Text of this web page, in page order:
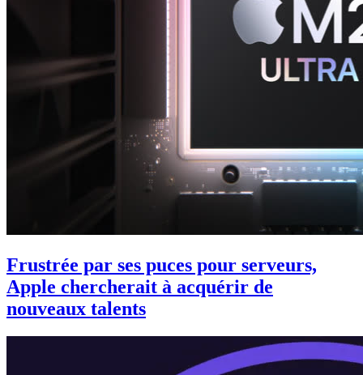
Frustrée par ses puces pour serveurs,
Apple chercherait à acquérir de
nouveaux talents